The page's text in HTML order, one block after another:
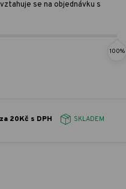
se na objednávku s
100%
za 20Kč s DPH SKLADEM